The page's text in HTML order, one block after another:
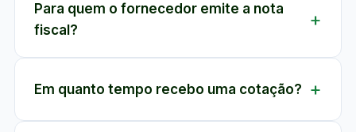
Para quem o fornecedor emite a nota
fiscal?
Em quanto tempo recebo uma cotação?